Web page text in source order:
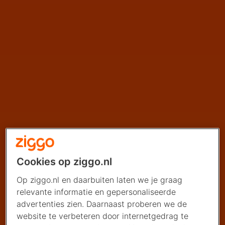
Cookies op ziggo.nl
Op ziggo.nl en daarbuiten laten we je graag
relevante informatie en gepersonaliseerde
advertenties zien. Daarnaast proberen we de
website te verbeteren door internetgedrag te